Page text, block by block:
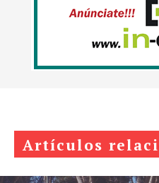
Artículos